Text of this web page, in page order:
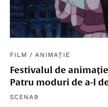
FILM /ANIMAȚIE
Festivalul de
Patru moduri de a-l
SCENA9